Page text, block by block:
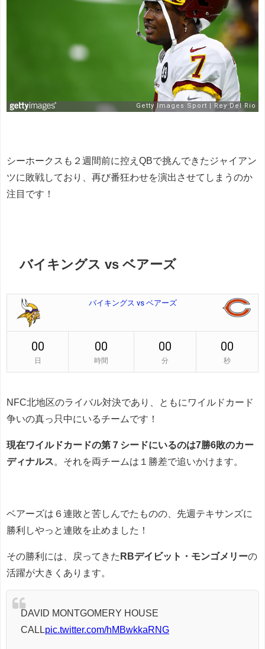
シーホークスも２週間前に控えQBで挑んできたジャイアン
ツに敗戦しており、再び番狂わせを演出させてしまうのか
注目です！
バイキングス vs ベアーズ
バイキングス vs ベアーズ
00
日
00
時間
00
分
00
秒
NFC北地区のライバル対決であり、ともにワイルドカード
争いの真っ只中にいるチームです！
現在ワイルドカードの第７シードにいるのは7勝6敗のカー
ディナルス。それを両チームは１勝差で追いかけます。
ベアーズは６連敗と苦しんでたものの、先週テキサンズに
勝利しやっと連敗を止めました！
その勝利には、戻ってきた RBデイビット・モンゴメリーの
活躍が大きくあります。
DAVID MONTGOMERY HOUSE
CALLpic.twitter.com/hMBwkkaRNG